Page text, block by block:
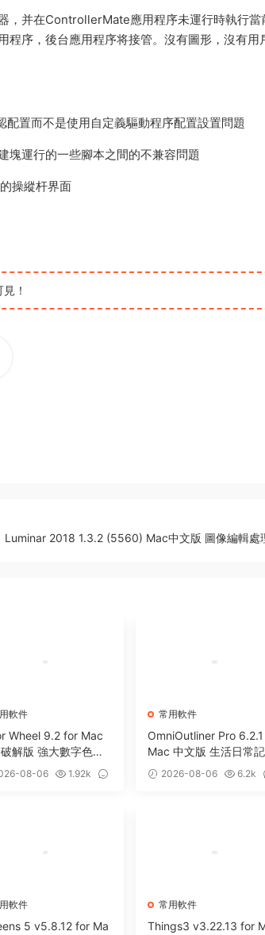
，并在ControllerMate應用程序未運行時執行當
序，後台應用程序将接管。沒有圖形，沒有用
置而不是使用自定義驅動程序配置設置問題
運行的一些腳本之間的不兼容問題
操縱杆界面
！
Luminar 2018 1.3.2 (5560) Mac中文版 圖像編輯處
軟件
Wheel 9.2 for Mac
解版 強大數字色輪
08-06
1.92k
常用軟件
OmniOutliner Pro
Mac 中文版 生活日常記
軟件2026-08-06
6.2k
軟件
5 v5.8.12 for Ma
常用軟件
Things3 v3.22.13 for